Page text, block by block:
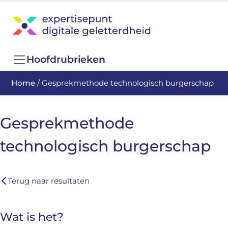
Hoofdrubrieken
Home /Gesprekmethode technologisch burgerschap
Gesprekmethode
technologisch burgerschap
Terug naar resultaten
Wat is het?